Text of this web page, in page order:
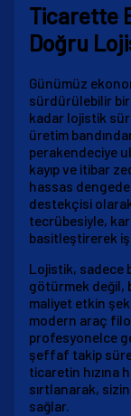
Ticarette
Doğru
Günümüz
sürdürülebilir
kadar lojistik
üretim
perakendeciye
kayıp ve itibar
hassas dengede
destekçisi
tecrübesiyle,
basitleştirerek
Lojistik, sadece
götürmek değil,
maliyet etkin
modern araç
profesyonelce
şeffaf takip
ticaretin hızına
sırtlanarak,
sağlar.